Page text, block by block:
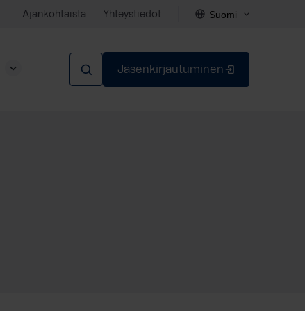
Ajankohtaista Yhteystiedot Suomi
Jäsenkirjautuminen